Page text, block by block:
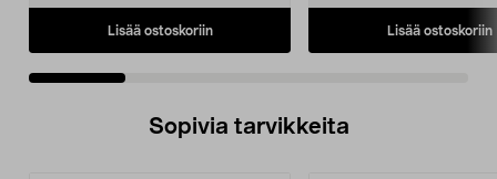
Lisää ostoskoriin Lisää ostoskoriin
Sopivia tarvikkeita